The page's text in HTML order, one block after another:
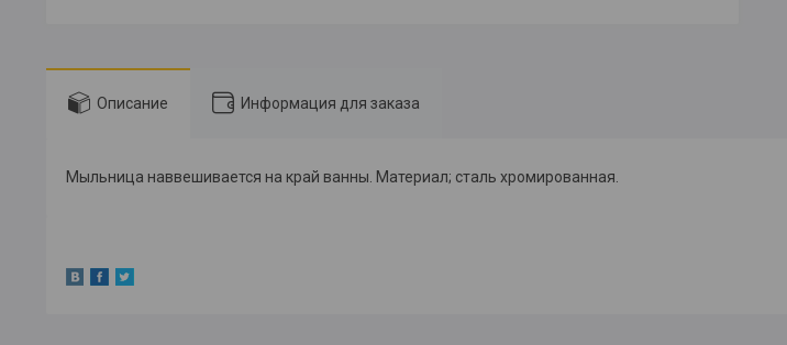
Описание Информация для заказа
Мыльница наввешивается на край ванны. Материал; сталь хромированная.